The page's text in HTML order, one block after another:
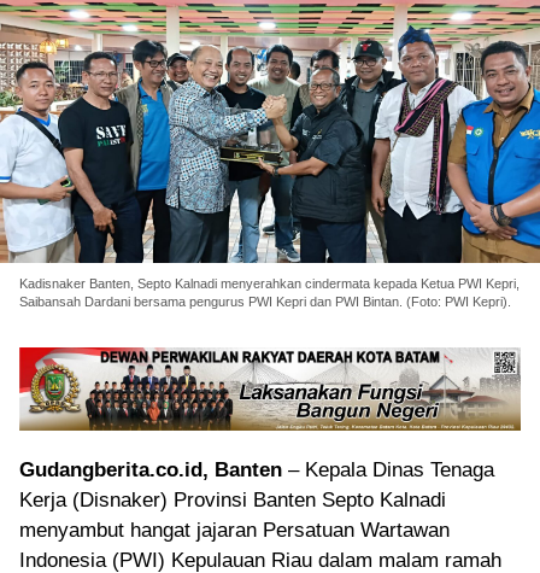
Kadisnaker Banten, Septo Kalnadi menyerahkan cindermata kepada Ketua PWI Kepri,
Saibansah Dardani bersama pengurus PWI Kepri dan PWI Bintan. (Foto: PWI Kepri).
Gudangberita.co.id, Banten – Kepala Dinas Tenaga
Kerja (Disnaker) Provinsi Banten Septo Kalnadi
menyambut hangat jajaran Persatuan Wartawan
Indonesia (PWI) Kepulauan Riau dalam malam ramah